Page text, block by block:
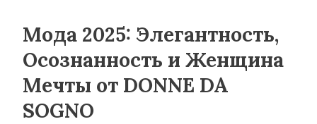
Мода 2025: Элегантность,
Осознанность и Женщина
Мечты от DONNE DA
SOGNO